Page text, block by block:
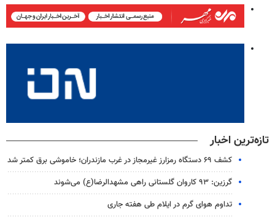
تازه‌ترین اخبار
کشف ۶۹ دستگاه رمزارز غیرمجاز در غرب مازندران؛ خاموشی برق کمتر شد
گرزین: ۹۳ کاروان گلستانی راهی مشهدالرضا(ع) می‌شوند
تداوم هوای گرم در ایلام طی هفته جاری